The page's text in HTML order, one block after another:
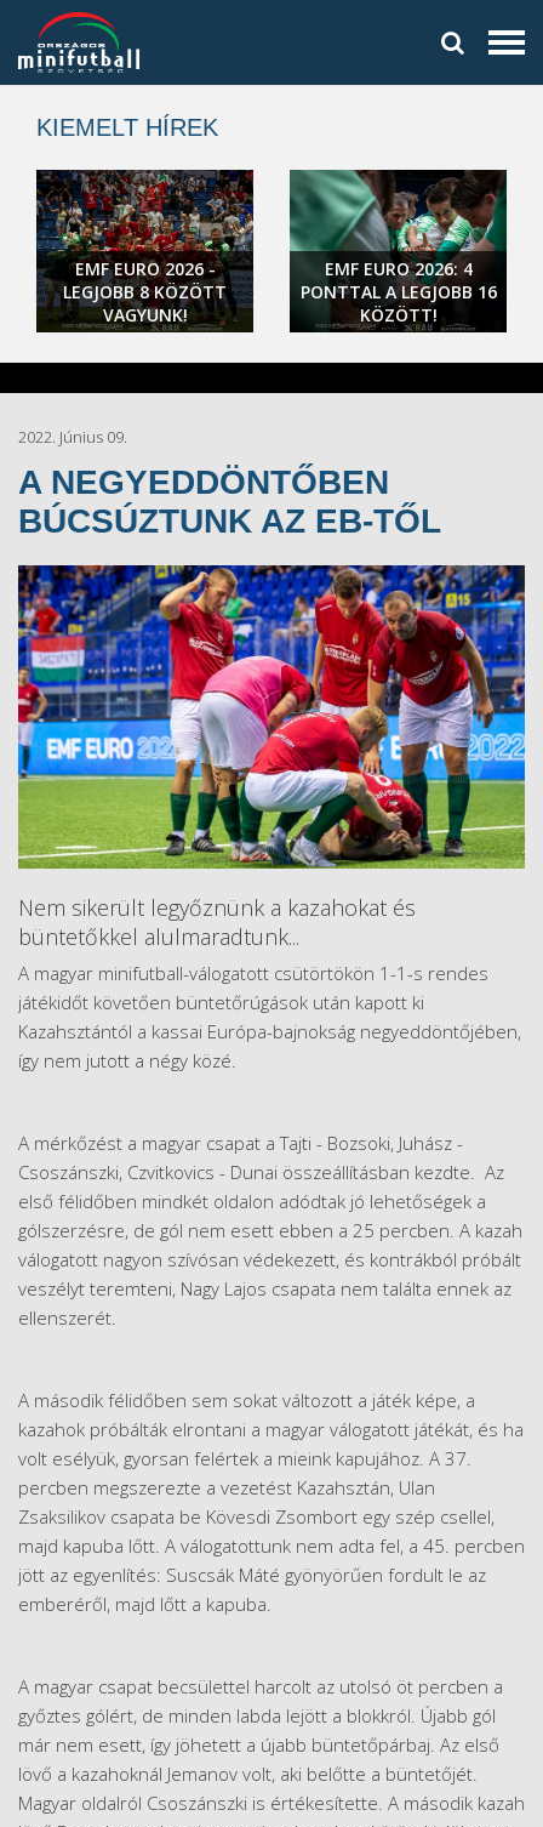
KIEMELT HÍREK
EMF EURO 2026 -
LEGJOBB 8 KÖZÖTT
VAGYUNK!
EMF EURO 2026: 4
PONTTAL A LEGJOBB 16
KÖZÖTT!
2022. Június 09.
A NEGYEDDÖNTŐBEN
BÚCSÚZTUNK AZ EB-TŐL
Nem sikerült legyőznünk a kazahokat és
büntetőkkel alulmaradtunk...
A magyar minifutball-válogatott csütörtökön 1-1-s rendes
játékidőt követően büntetőrúgások után kapott ki
Kazahsztántól a kassai Európa-bajnokság negyeddöntőjében,
így nem jutott a négy közé.
A mérkőzést a magyar csapat a Tajti - Bozsoki, Juhász -
Csoszánszki, Czvitkovics - Dunai összeállításban kezdte. Az
első félidőben mindkét oldalon adódtak jó lehetőségek a
gólszerzésre, de gól nem esett ebben a 25 percben. A kazah
válogatott nagyon szívósan védekezett, és kontrákból próbált
veszélyt teremteni, Nagy Lajos csapata nem találta ennek az
ellenszerét.
A második félidőben sem sokat változott a játék képe, a
kazahok próbálták elrontani a magyar válogatott játékát, és ha
volt esélyük, gyorsan felértek a mieink kapujához. A 37.
percben megszerezte a vezetést Kazahsztán, Ulan
Zsaksilikov csapata be Kövesdi Zsombort egy szép csellel,
majd kapuba lőtt. A válogatottunk nem adta fel, a 45. percben
jött az egyenlítés: Suscsák Máté gyönyörűen fordult le az
emberéről, majd lőtt a kapuba.
A magyar csapat becsülettel harcolt az utolsó öt percben a
győztes gólért, de minden labda lejött a blokkról. Újabb gól
már nem esett, így jöhetett a újabb büntetőpárbaj. Az első
lövő a kazahoknál Jemanov volt, aki belőtte a büntetőjét.
Magyar oldalról Csoszánszki is értékesítette. A második kazah